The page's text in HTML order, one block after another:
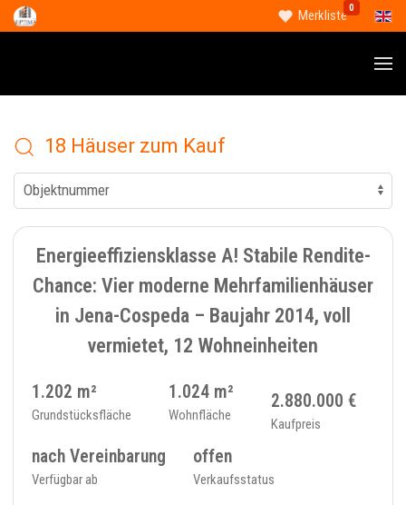
Merkliste0
18 Häuser zum Kauf
11 MEHRFAMILIENHAUS - 406
Energieeffiziensklasse A! Stabile Rendite-
Chance: Vier moderne Mehrfamilienhäuser
in Jena-Cospeda – Baujahr 2014, voll
vermietet, 12 Wohneinheiten
1.202 m²
Grundstücksfläche
1.024 m²
Wohnfläche
2.880.000 €
Kaufpreis
nach Vereinbarung
Verfügbar ab
offen
Verkaufsstatus